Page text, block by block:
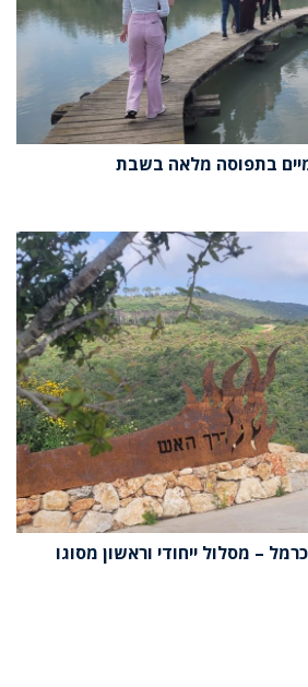
בתפוסה מלאה בשבת
– מסלול ייחודי וראשון מסוגו